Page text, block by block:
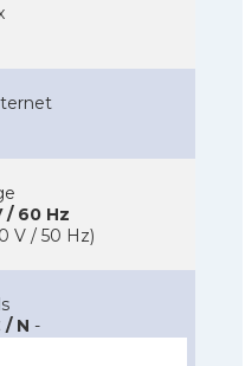
/ 60 Hz
V / 50 Hz)
/ N -